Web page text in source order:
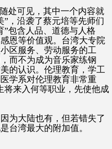
处可见，其中一个内容就
，沿袭了蔡元培等先师们
”包含人品、道德与人格
恩等价值观。台湾大专院
区服务、劳动服务的工
而不为成为音乐家练钢
的认识。伦理教育，学工
学系对伦理教育非常重
将来入何等职业，先使他成
为大陆也有，但若错失了
台湾最大的附加值。